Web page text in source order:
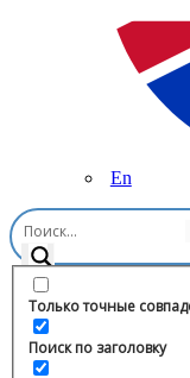
En
Только точные
Поиск по заголовку
Главная